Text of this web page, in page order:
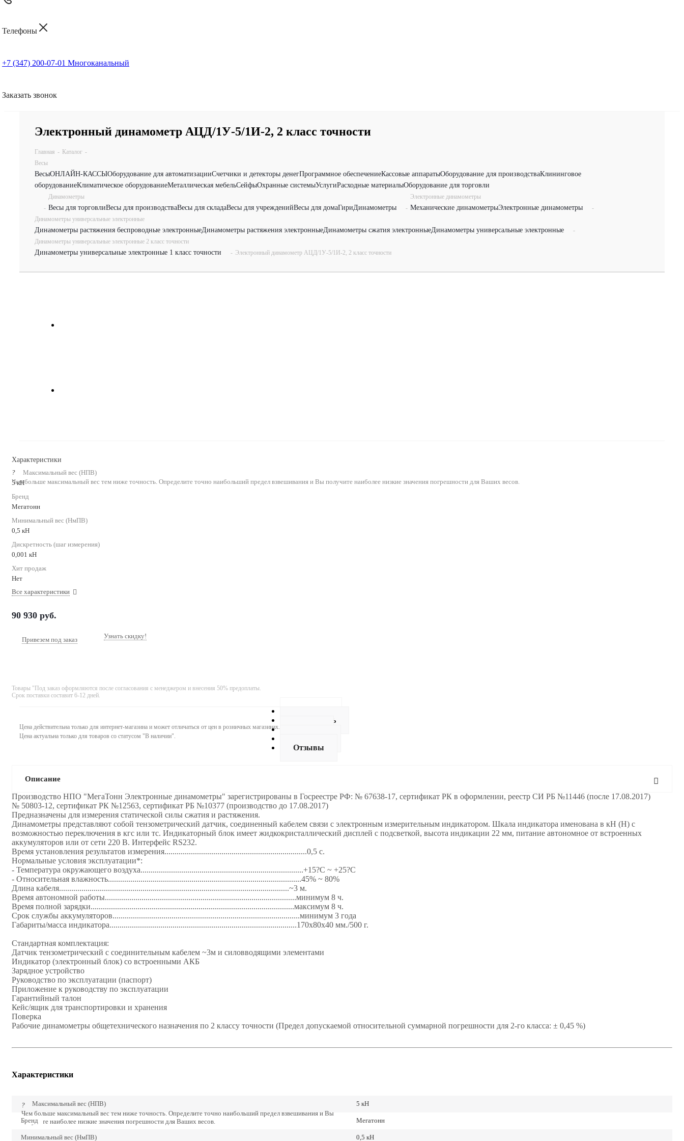
Телефоны
+7 (347) 200-07-01 Многоканальный
Заказать звонок
Электронный динамометр АЦД/1У-5/1И-2, 2 класс точности
Главная - Каталог -
Весы
ВесыОНЛАЙН-КАССЫОборудование для автоматизацииСчетчики и детекторы денегПрограммное обеспечениеКассовые аппаратыОборудование для производстваКлининговое
оборудованиеКлиматическое оборудованиеМеталлическая мебельСейфыОхранные системыУслугиРасходные материалыОборудование для торговли
-
Динамометры
Весы для торговлиВесы для производстваВесы для складаВесы для учрежденийВесы для домаГириДинамометры -
Электронные динамометры
Механические динамометрыЭлектронные динамометры
-
Динамометры универсальные электронные
Динамометры растяжения беспроводные электронныеДинамометры растяжения электронныеДинамометры сжатия электронныеДинамометры универсальные электронные
-
Динамометры универсальные электронные 2 класс точности
Динамометры универсальные электронные 1 класс точности - Электронный динамометр АЦД/1У-5/1И-2, 2 класс точности
Характеристики
?
Чем больше максимальный вес тем ниже точность. Определите точно наибольший предел взвешивания и Вы получите наиболее низкие значения погрешности для Ваших весов.
Максимальный вес (НПВ)
5 кН
Бренд
Мегатонн
Минимальный вес (НмПВ)
0,5 кН
Дискретность (шаг измерения)
0,001 кН
Хит продаж
Нет
Все характеристики
90 930 руб.
Привезем под заказ Узнать скидку!
Товары "Под заказ оформляются после согласования с менеджером и внесения 50% предоплаты.
Срок поставки составит 6-12 дней.
Цена действительна только для интернет-магазина и может отличаться от цен в розничных магазинах.
Цена актуальна только для товаров со статусом "В наличии".
Как купить
Отзывы
Описание
Производство НПО "МегаТонн Электронные динамометры" зарегистрированы в Госреестре РФ: № 67638-17, сертификат РК в оформлении, реестр СИ РБ №11446 (после 17.08.2017)
№ 50803-12, сертификат РК №12563, сертификат РБ №10377 (производство до 17.08.2017)
Предназначены для измерения статической силы сжатия и растяжения.
Динамoметры представляют собой тензометрический датчик, соединенный кабелем связи с электронным измерительным индикатором. Шкала индикатора именована в кН (Н) с
возможностью переключения в кгс или тс. Индикаторный блок имеет жидкокристаллический дисплей с подсветкой, высота индикации 22 мм, питание автономное от встроенных
аккумуляторов или от сети 220 В. Интерфейс RS232.
Время установления результатов измерения......................................................................0,5 с.
Нормальные условия эксплуатации*:
- Температура окружающего воздуха................................................................................+15?С ~ +25?С
- Относительная влажность...............................................................................................45% ~ 80%
Длина кабеля.................................................................................................................~3 м.
Время автономной работы..............................................................................................минимум 8 ч.
Время полной зарядки....................................................................................................максимум 8 ч.
Срок службы аккумуляторов............................................................................................минимум 3 года
Габариты/масса индикатора............................................................................................170х80х40 мм./500 г.
Стандартная комплектация:
Датчик тензометрический с соединительным кабелем ~3м и силовводящими элементами
Индикатор (электронный блок) со встроенными АКБ
Зарядное устройство
Руководство по эксплуатации (паспорт)
Приложение к руководству по эксплуатации
Гарантийный талон
Кейс/ящик для транспортировки и хранения
Поверка
Рабочие динамометры общетехнического назначения по 2 классу точности (Предел допускаемой относительной суммарной погрешности для 2-го класса: ± 0,45 %)
Характеристики
?
Чем больше максимальный вес тем ниже точность. Определите точно наибольший предел взвешивания и Вы
получите наиболее низкие значения погрешности для Ваших весов.
Максимальный вес (НПВ) 5 кН
Бренд Мегатонн
Минимальный вес (НмПВ) 0,5 кН